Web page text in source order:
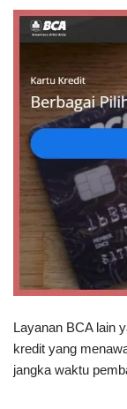
Layanan BCA lain
kredit yang
jangka waktu